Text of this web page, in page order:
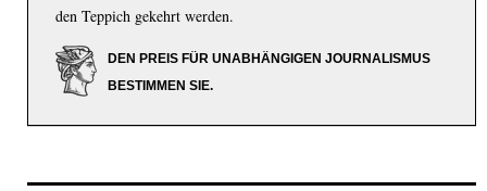
den Teppich gekehrt werden.
DEN PREIS FÜR UNABHÄNGIGEN JOURNALISMUS
BESTIMMEN SIE.